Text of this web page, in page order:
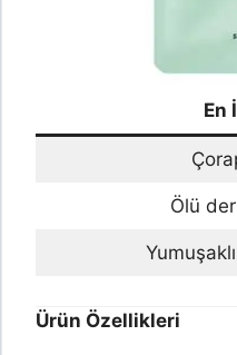
En
Ölü
Ürün Özellikleri